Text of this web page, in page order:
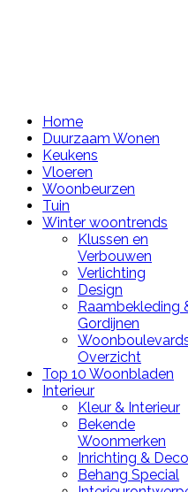
Home
Duurzaam Wonen
Keukens
Vloeren
Woonbeurzen
Tuin
Winter woontrends
Klussen en
Verbouwen
Verlichting
Design
Raambekleding
Gordijnen
Overzicht
Top 10 Woonbladen
Interieur
Kleur & Interieur
Bekende
Woonmerken
Inrichting &
Behang Special